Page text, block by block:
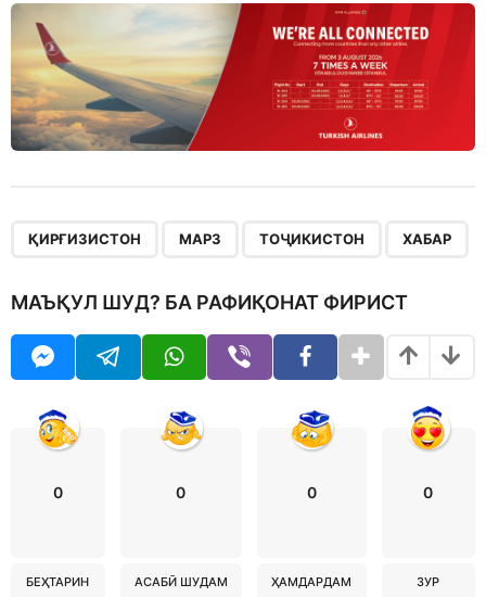
ҚИРҒИЗИСТОН МАРЗ ТОҶИКИСТОН ХАБАР
МАЪҚУЛ ШУД? БА РАФИҚОНАТ ФИРИСТ
0
БЕҲТАРИН
0
АСАБӢ ШУДАМ
0
ҲАМДАРДАМ
0
ЗУР